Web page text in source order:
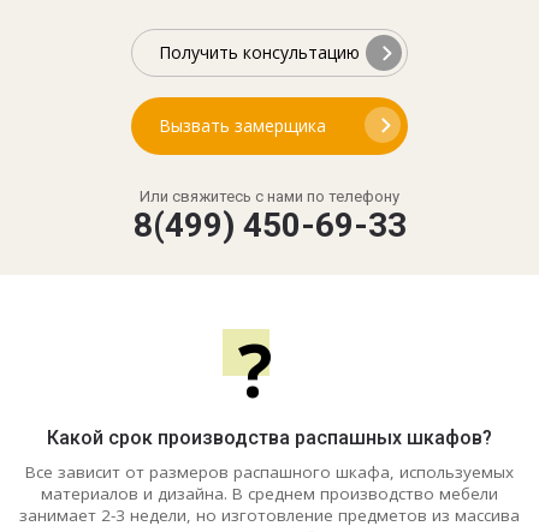
Получить консультацию
Вызвать замерщика
Или свяжитесь с нами по телефону
8(499) 450-69-33
?
Какой срок производства распашных шкафов?
Все зависит от размеров распашного шкафа, используемых
материалов и дизайна. В среднем производство мебели
занимает 2-3 недели, но изготовление предметов из массива